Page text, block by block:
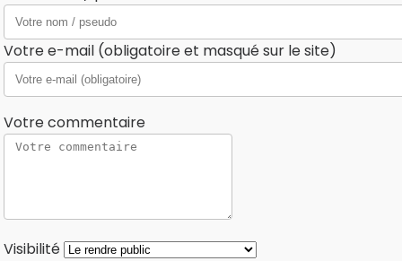
Votre e-mail (obligatoire et masqué sur le site)
Votre commentaire
Visibilité